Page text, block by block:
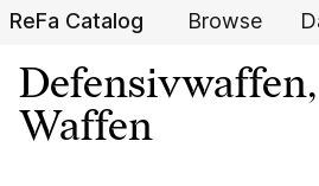
ReFa Catalog Browse
Waffen